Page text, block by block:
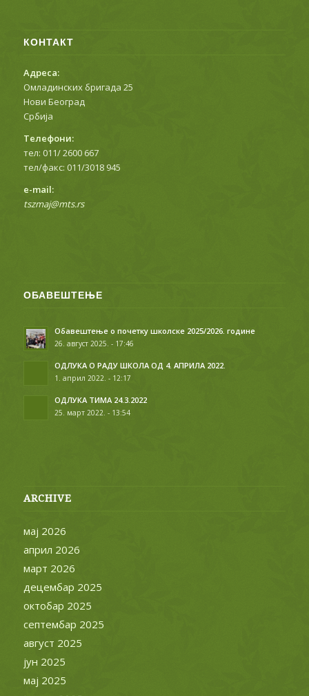
ОБАВЕШТЕЊЕ
26. август 2025. - 17:46
ОДЛУКА О РАДУ ШКОЛА ОД 4. АПРИЛА 2022.
ОДЛУКА ТИМА 24.3.2022
ARCHIVE
мај 2026
април 2026
март 2026
децембар 2025
октобар 2025
јануар 2025
новембар 2024
октобар 2024
септембар 2024
август 2024
мај 2024
април 2024
март 2024
фебруар 2024
јануар 2024